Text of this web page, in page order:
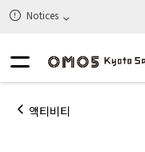
Notices
액티비티